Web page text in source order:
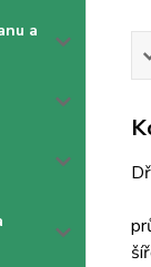
a